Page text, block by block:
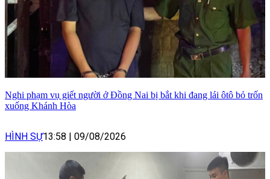
Nghi phạm vụ giết người ở Đồng Nai bị bắt khi đang lái ôtô bỏ trốn
xuống Khánh Hòa
HÌNH SỰ13:58 | 09/08/2026